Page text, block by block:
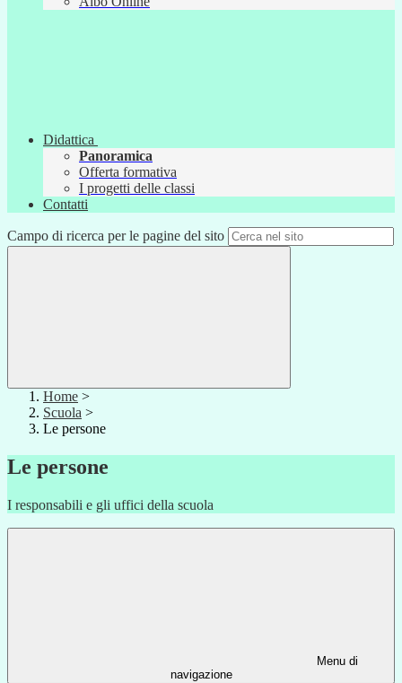
Didattica
Panoramica
Offerta formativa
I progetti delle classi
Contatti
Campo di ricerca per le pagine del sito
Home >
Scuola >
Le persone
Le persone
I responsabili e gli uffici della scuola
Menu di
navigazione